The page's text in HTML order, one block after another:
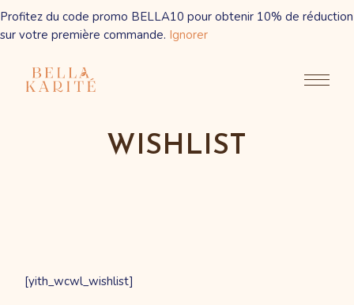
Profitez du code promo BELLA10 pour obtenir 10% de réduction
sur votre première commande. Ignorer
content
WISHLIST
[yith_wcwl_wishlist]